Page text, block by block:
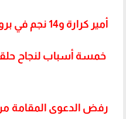
أمير كرارة و14 نجم في برومو “حواري بوخارست”
خمسة أسباب لنجاح
رفض الدعوى المقامة